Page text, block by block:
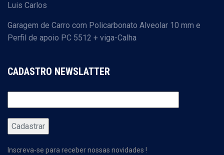
Luis Carlos
Garagem de Carro com Policarbonato Alveolar 10 mm e
Perfil de apoio PC 5512 + viga-Calha
CADASTRO NEWSLATTER
Inscreva-se para receber nossas novidades !